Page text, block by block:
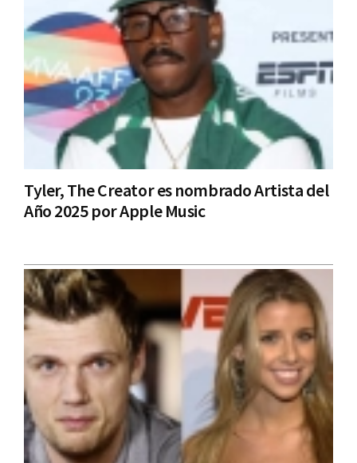
Tyler, The Creator es nombrado Artista del
Año 2025 por Apple Music